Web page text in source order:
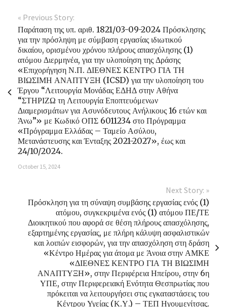
« Previous Story:
Παράταση της υπ. αριθ. 1821/03-09-2024 Πρόσκλησης
για την πρόσληψη με σύμβαση εργασίας ιδιωτικού
δικαίου, ορισμένου χρόνου πλήρους απασχόλησης (1)
ατόμου Διερμηνέα, για την υλοποίηση της Δράσης
«Επιχορήγηση Ν.Π. ΔΙΕΘΝΕΣ ΚΕΝΤΡΟ ΓΙΑ ΤΗ
ΒΙΩΣΙΜΗ ΑΝΑΠΤΥΞΗ (ICSD) για την υλοποίηση του
Έργου “Λειτουργία Μονάδας ΕΔΗΔ στην Αθήνα
“ΣΤΗΡΙΖΩ τη Λειτουργία Εποπτευόμενων
Διαμερισμάτων για Ασυνόδευτους Ανήλικους 16 ετών και
Άνω”» με Κωδικό ΟΠΣ 6011234 στο Πρόγραμμα
«Πρόγραμμα Ελλάδας – Ταμείο Ασύλου,
Μετανάστευσης και Ένταξης 2021-2027», έως και
24/10/2024.
October 15, 2024
Next Story: »
Πρόσκληση για τη σύναψη συμβάσης εργασίας ενός (1)
ατόμου, συγκεκριμένα ενός (1) ατόμου ΠΕ/ΤΕ
Διοικητικού που αφορά σε θέση πλήρους απασχόλησης,
εξαρτημένης εργασίας, με πλήρη κάλυψη ασφαλιστικών
και λοιπών εισφορών, για την απασχόληση στη δράση
«Κέντρο Ημέρας για άτομα με Άνοια στην ΑΜΚΕ
«ΔΙΕΘΝΕΣ ΚΕΝΤΡΟ ΓΙΑ ΤΗ ΒΙΩΣΙΜΗ
ΑΝΑΠΤΥΞΗ», στην Περιφέρεια Ηπείρου, στην 6η
ΥΠΕ, στην Περιφερειακή Ενότητα Θεσπρωτίας που
πρόκειται να λειτουργήσει στις εγκαταστάσεις του
Κέντρου Υγείας (Κ.Υ.) – ΤΕΠ Ηγουμενίτσας.